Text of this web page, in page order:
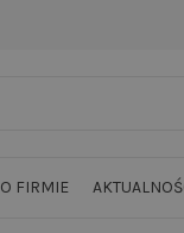
O FIRMIE